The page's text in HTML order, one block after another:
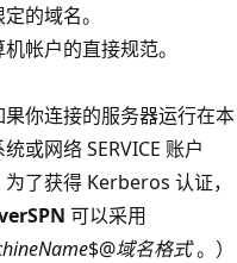
的域名。
帐户的直接规范。
果你连接的服务器运行在本
或网络 SERVICE 账户
了获得 Kerberos 认证，
可以采用
$@域名格式。）